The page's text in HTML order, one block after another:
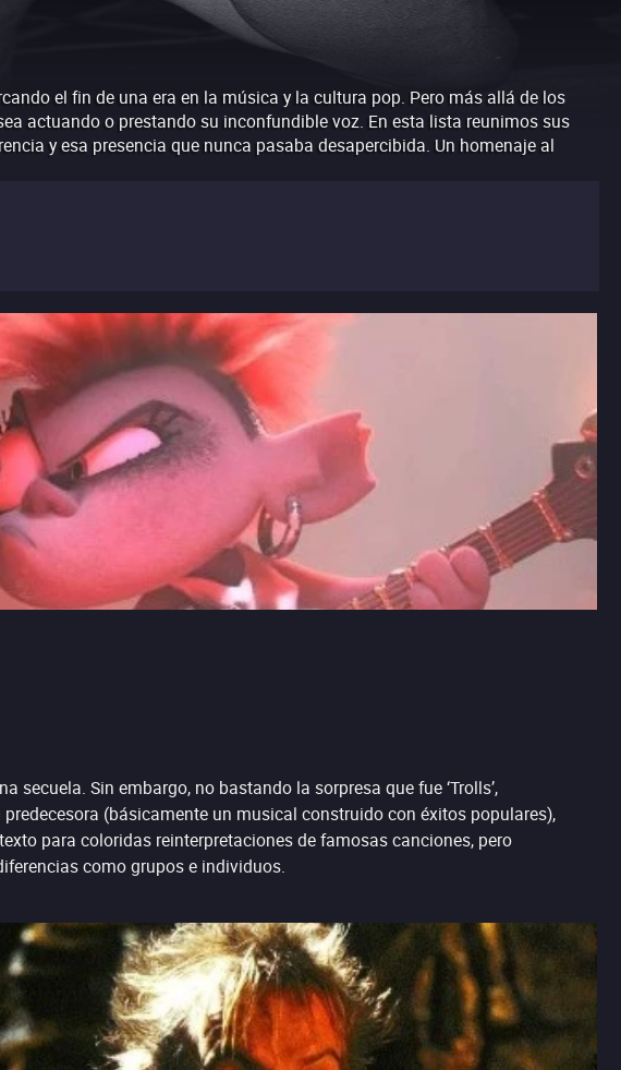
el fin de una era en la música y la cultura pop. Pero más allá de los
actuando o prestando su inconfundible voz. En esta lista reunimos sus
y esa presencia que nunca pasaba desapercibida. Un homenaje al
Sin embargo, no bastando la sorpresa que fue ‘Trolls’,
(básicamente un musical construido con éxitos populares),
para coloridas reinterpretaciones de famosas canciones, pero
como grupos e individuos.